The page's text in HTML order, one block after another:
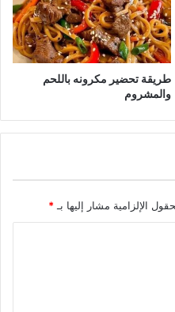
طريقة تحضير مكرونه باللحم
والمشروم
الإلزامية مشار إليها بـ *